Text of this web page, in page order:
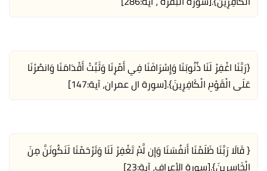
{رَبَّنَا اغْفِرْ لَنَا ذُنُوبَنَا وَإِسْرَافَنَا فِي أَمْرِنَا وَثَبِّتْ أَقْدَامَنَا وَانصُرْنَا
عَلَى الْقَوْمِ الْكَافِرِينَ}.[سورة ال عمران، آية:147]
{ قَالَا رَبَّنَا ظَلَمْنَا أَنفُسَنَا وَإِن لَّمْ تَغْفِرْ لَنَا وَتَرْحَمْنَا لَنَكُونَنَّ مِنَ
الْخَاسِرِينَ}.[سورة الأعراف، آية:23]